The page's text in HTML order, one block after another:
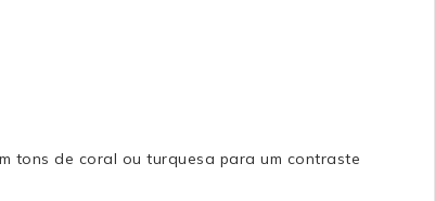
tons de coral ou turquesa para um contraste